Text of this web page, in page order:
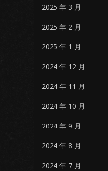
2025 年 3 月
2025 年 2 月
2025 年 1 月
2024 年 12 月
2024 年 11 月
2024 年 10 月
2024 年 9 月
2024 年 8 月
2024 年 7 月